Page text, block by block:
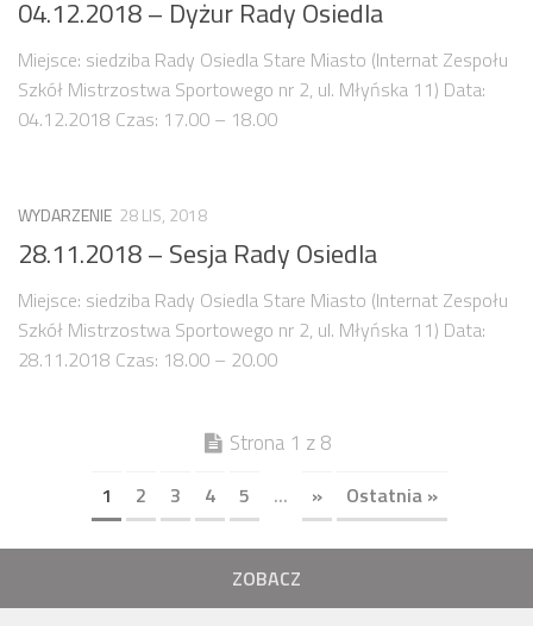
04.12.2018 – Dyżur Rady Osiedla
Miejsce: siedziba Rady Osiedla Stare Miasto (Internat Zespołu
Szkół Mistrzostwa Sportowego nr 2, ul. Młyńska 11) Data:
04.12.2018 Czas: 17.00 – 18.00
WYDARZENIE 28 LIS, 2018
28.11.2018 – Sesja Rady Osiedla
Miejsce: siedziba Rady Osiedla Stare Miasto (Internat Zespołu
Szkół Mistrzostwa Sportowego nr 2, ul. Młyńska 11) Data:
28.11.2018 Czas: 18.00 – 20.00
Strona 1 z 8
1 2 3 4 5 ... » Ostatnia »
ZOBACZ